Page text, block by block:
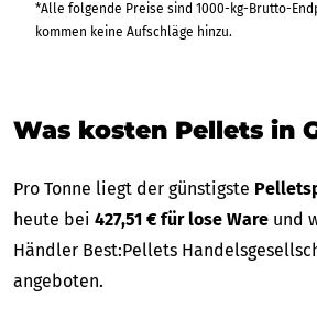
*Alle folgende Preise sind 1000-kg-Brutto-Endpreise inkl.
kommen keine Aufschläge hinzu.
Was kosten Pellets in
Pro Tonne liegt der günstigste
heute bei 427,51 € für lose Ware und
Händler Best:Pellets
angeboten.